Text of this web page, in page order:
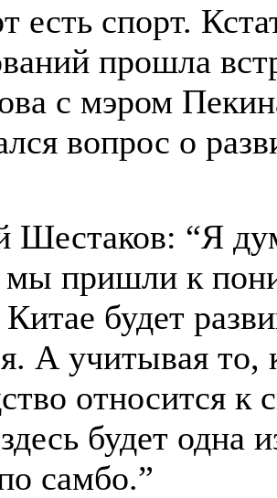
есть спорт.
прошла
с мэром
вопрос о
Шестаков: “Я
мы пришли к
будет
А учитывая то,
относится к
будет одна
самбо.”